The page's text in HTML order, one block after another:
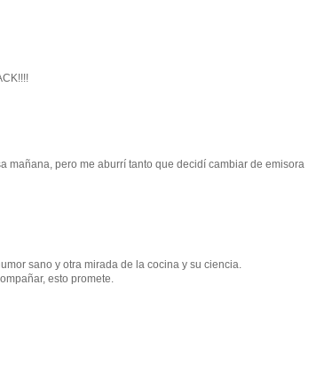
mañana, pero me aburrí tanto que decidí cambiar de emisora
sano y otra mirada de la cocina y su ciencia.
esto promete.